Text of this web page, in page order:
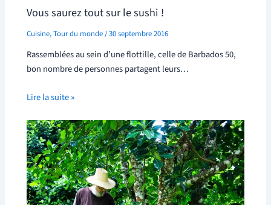
Vous saurez tout sur le sushi !
Cuisine,Tour du monde/30 septembre 2016
Rassemblées au sein d’une flottille, celle de Barbados 50,
bon nombre de personnes partagent leurs…
Lire la suite »